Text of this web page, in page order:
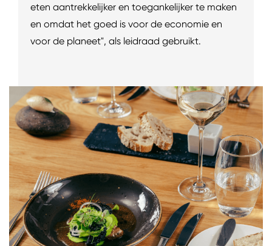
eten aantrekkelijker en toegankelijker te maken
en omdat het goed is voor de economie en
voor de planeet", als leidraad gebruikt.